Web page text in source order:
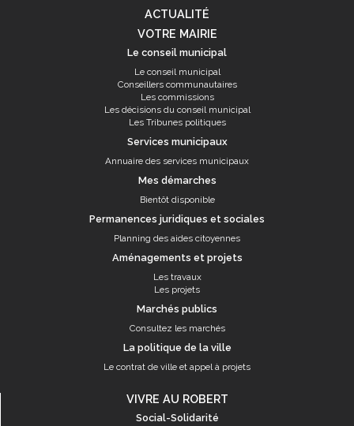
ACTUALITÉ
VOTRE MAIRIE
Le conseil municipal
Le conseil municipal
Conseillers communautaires
Les commissions
Les décisions du conseil municipal
Les Tribunes politiques
Services municipaux
Annuaire des services municipaux
Mes démarches
Bientôt disponible
Permanences juridiques et sociales
Planning des aides citoyennes
Aménagements et projets
Les travaux
Les projets
Marchés publics
Consultez les marchés
La politique de la ville
Le contrat de ville et appel à projets
VIVRE AU ROBERT
Social-Solidarité